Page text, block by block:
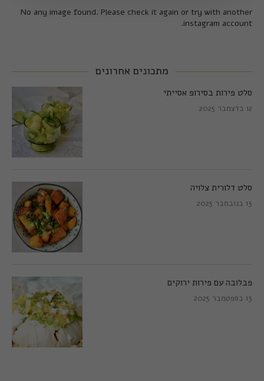
No any image found. Please check it again or try with another
instagram account.
מתכונים אחרונים
סלט פירות בסירופ אסייתי
12 בדצמבר 2025
סלט דלורית צלויה
13 בנובמבר 2025
פבלובה עם פירות ירוקים
13 בספטמבר 2025